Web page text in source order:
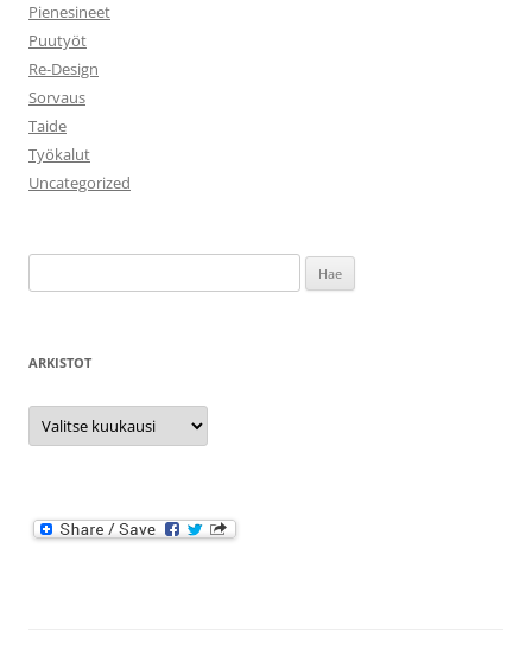
Pienesineet
Puutyöt
Re-Design
Sorvaus
Taide
Työkalut
Uncategorized
ARKISTOT
Arkistot